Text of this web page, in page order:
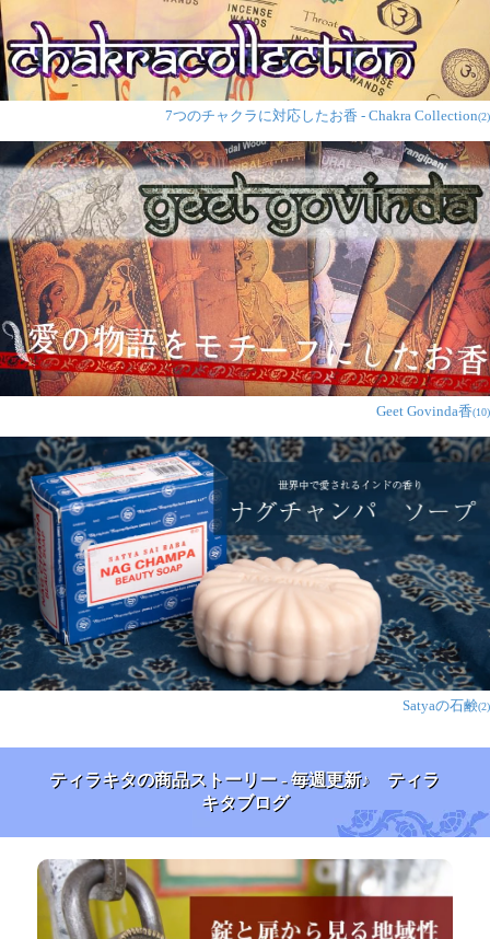
7つのチャクラに対応したお香 - Chakra Collection(2)
Geet Govinda香(10)
Satyaの石鹸(2)
ティラキタの商品ストーリー - 毎週更新♪ ティラ
キタブログ